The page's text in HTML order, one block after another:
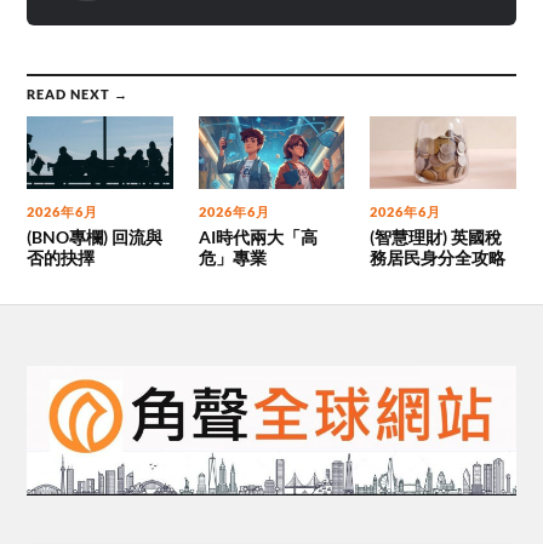
READ NEXT →
2026年6月
(BNO專欄) 回流與
否的抉擇
2026年6月
AI時代兩大「高
危」專業
2026年6月
(智慧理財) 英國稅
務居民身分全攻略